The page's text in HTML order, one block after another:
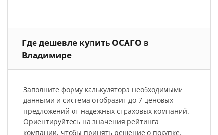
Где дешевле купить ОСАГО в
Владимире
Заполните форму калькулятора необходимыми
данными и система отобразит до 7 ценовых
предложений от надежных страховых компаний.
Ориентируйтесь на значения рейтинга
компании, чтобы принять решение о покупке.